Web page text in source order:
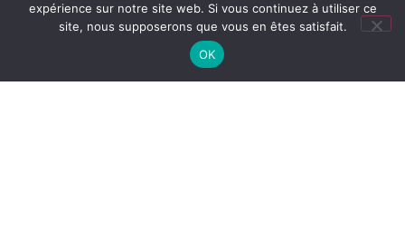
Je suis un.e humain.e et je fais partie intégrante de la
expérience sur notre site web. Si vous continuez à utiliser ce
site, nous supposerons que vous en êtes satisfait.
OK